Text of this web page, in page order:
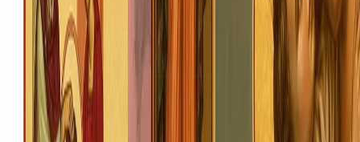
Про нас
Історія храму
2026 Храмовий комплекс Почаївської ікони Божої
Матері.Всі права захищені